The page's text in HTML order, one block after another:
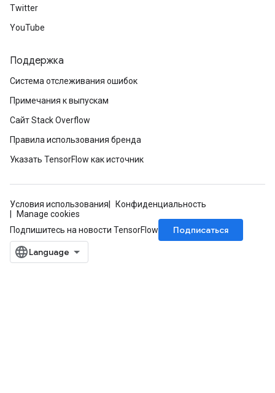
Twitter
YouTube
Поддержка
Система отслеживания ошибок
Примечания к выпускам
Сайт Stack Overflow
Правила использования бренда
Указать TensorFlow как источник
Условия использования
Конфиденциальность
Manage cookies
Подпишитесь на новости TensorFlow
Подписаться